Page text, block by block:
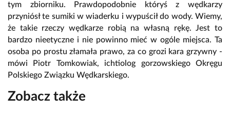
tym zbiorniku. Prawdopodobnie któryś z wędkarzy
przyniósł te sumiki w wiaderku i wypuścił do wody. Wiemy,
że takie rzeczy wędkarze robią na własną rękę. Jest to
bardzo nieetyczne i nie powinno mieć w ogóle miejsca. Ta
osoba po prostu złamała prawo, za co grozi kara grzywny -
mówi Piotr Tomkowiak, ichtiolog gorzowskiego Okręgu
Polskiego Związku Wędkarskiego.
Zobacz także